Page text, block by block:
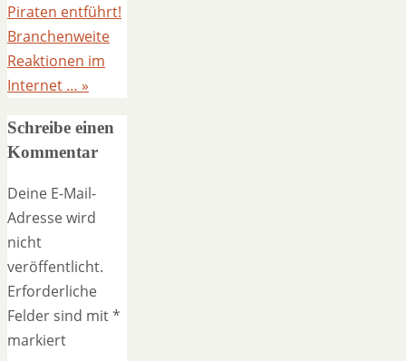
Piraten entführt!
Branchenweite
Reaktionen im
Internet … »
Schreibe einen
Kommentar
Deine E-Mail-
Adresse wird
nicht
veröffentlicht.
Erforderliche
Felder sind mit*
markiert